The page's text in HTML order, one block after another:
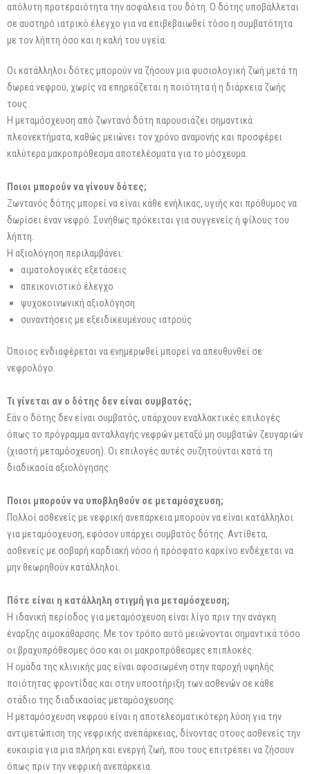
απόλυτη προτεραιότητα την ασφάλεια του δότη. Ο δότης υποβάλλεται
σε αυστηρό ιατρικό έλεγχο για να επιβεβαιωθεί τόσο η συμβατότητα
με τον λήπτη όσο και η καλή του υγεία.
Οι κατάλληλοι δότες μπορούν να ζήσουν μια φυσιολογική ζωή μετά τη
δωρεά νεφρού, χωρίς να επηρεάζεται η ποιότητα ή η διάρκεια ζωής
τους.
Η μεταμόσχευση από ζωντανό δότη παρουσιάζει σημαντικά
πλεονεκτήματα, καθώς μειώνει τον χρόνο αναμονής και προσφέρει
καλύτερα μακροπρόθεσμα αποτελέσματα για το μόσχευμα.
Ποιοι μπορούν να γίνουν δότες;
Ζωντανός δότης μπορεί να είναι κάθε ενήλικας, υγιής και πρόθυμος να
δωρίσει έναν νεφρό. Συνήθως πρόκειται για συγγενείς ή φίλους του
λήπτη.
Η αξιολόγηση περιλαμβάνει:
αιματολογικές εξετάσεις
απεικονιστικό έλεγχο
ψυχοκοινωνική αξιολόγηση
συναντήσεις με εξειδικευμένους ιατρούς
Όποιος ενδιαφέρεται να ενημερωθεί μπορεί να απευθυνθεί σε
νεφρολόγο.
Τι γίνεται αν ο δότης δεν είναι συμβατός;
Εάν ο δότης δεν είναι συμβατός, υπάρχουν εναλλακτικές επιλογές
όπως το πρόγραμμα ανταλλαγής νεφρών μεταξύ μη συμβατών ζευγαριών
(χιαστή μεταμόσχευση). Οι επιλογές αυτές συζητούνται κατά τη
διαδικασία αξιολόγησης.
Ποιοι μπορούν να υποβληθούν σε μεταμόσχευση;
Πολλοί ασθενείς με νεφρική ανεπάρκεια μπορούν να είναι κατάλληλοι
για μεταμόσχευση, εφόσον υπάρχει συμβατός δότης. Αντίθετα,
ασθενείς με σοβαρή καρδιακή νόσο ή πρόσφατο καρκίνο ενδέχεται να
μην θεωρηθούν κατάλληλοι.
Πότε είναι η κατάλληλη στιγμή για μεταμόσχευση;
Η ιδανική περίοδος για μεταμόσχευση είναι λίγο πριν την ανάγκη
έναρξης αιμοκάθαρσης. Με τον τρόπο αυτό μειώνονται σημαντικά τόσο
οι βραχυπρόθεσμες όσο και οι μακροπρόθεσμες επιπλοκές.
Η ομάδα της κλινικής μας είναι αφοσιωμένη στην παροχή υψηλής
ποιότητας φροντίδας και στην υποστήριξη των ασθενών σε κάθε
στάδιο της διαδικασίας μεταμόσχευσης.
Η μεταμόσχευση νεφρού είναι η αποτελεσματικότερη λύση για την
αντιμετώπιση της νεφρικής ανεπάρκειας, δίνοντας στους ασθενείς την
ευκαιρία για μια πλήρη και ενεργή ζωή, που τους επιτρέπει να ζήσουν
όπως πριν την νεφρική ανεπάρκεια.